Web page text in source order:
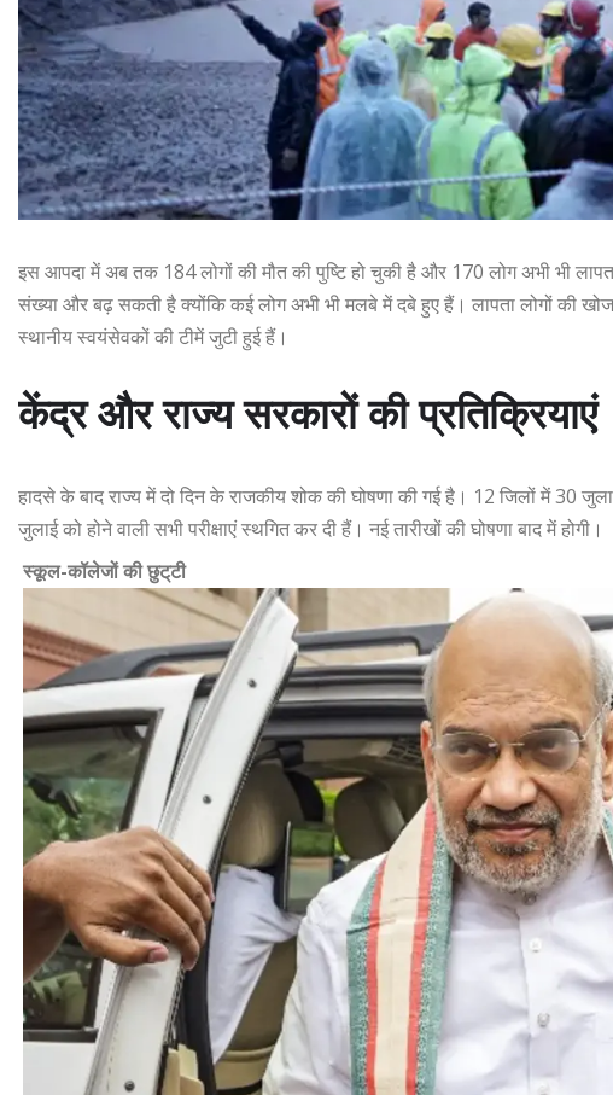
इस आपदा में अब तक 184 लोगों की मौत की पुष्टि हो चुकी है और 170 लोग अभी भी
संख्या और बढ़ सकती है क्योंकि कई लोग अभी भी मलबे में दबे हुए हैं। लापता लोगों की
स्थानीय स्वयंसेवकों की टीमें जुटी हुई हैं।
केंद्र और राज्य सरकारों की प्रतिक्रियाएं
हादसे के बाद राज्य में दो दिन के राजकीय शोक की घोषणा की गई है। 12 जिलों में 30
जुलाई को होने वाली सभी परीक्षाएं स्थगित कर दी हैं। नई तारीखों की घोषणा बाद में होगी।
स्कूल-कॉलेजों की छुट्‌टी